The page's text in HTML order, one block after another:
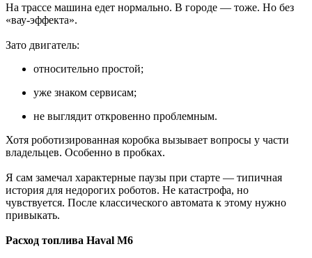
На трассе машина едет нормально. В городе — тоже. Но без
«вау-эффекта».
Зато двигатель:
относительно простой;
уже знаком сервисам;
не выглядит откровенно проблемным.
Хотя роботизированная коробка вызывает вопросы у части
владельцев. Особенно в пробках.
Я сам замечал характерные паузы при старте — типичная
история для недорогих роботов. Не катастрофа, но
чувствуется. После классического автомата к этому нужно
привыкать.
Расход топлива Haval M6